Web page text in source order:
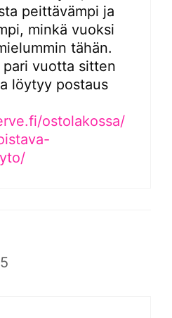
peittävämpi ja
minkä vuoksi
tähän.
vuotta sitten
löytyy postaus
ostolakossa/